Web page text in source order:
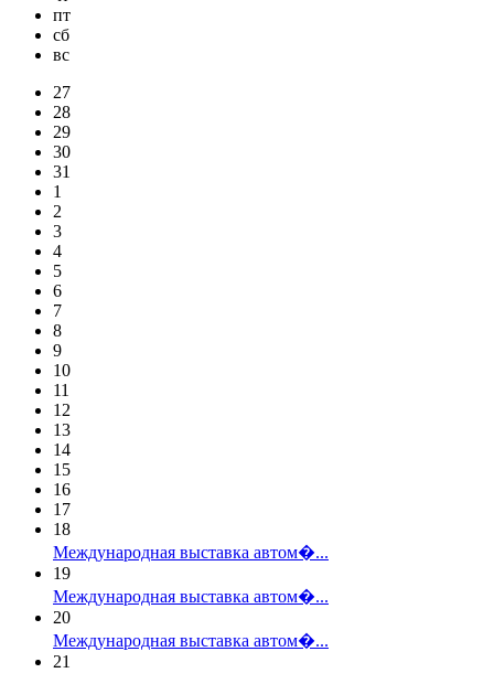
пт
сб
вс
27
28
29
30
31
1
2
3
4
5
6
7
8
9
10
11
12
13
14
15
16
17
18
Международная выставка автом�...
19
Международная выставка автом�...
20
Международная выставка автом�...
21